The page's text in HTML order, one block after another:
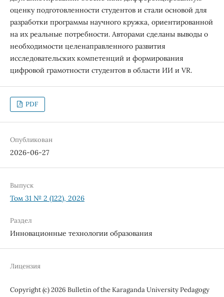
оценку подготовленности студентов и стали основой для
разработки программы научного кружка, ориентированной
на их реальные потребности. Авторами сделаны выводы о
необходимости целенаправленного развития
исследовательских компетенций и формирования
цифровой грамотности студентов в области ИИ и VR.
PDF
Опубликован
2026-06-27
Выпуск
Том 31 № 2 (122), 2026
Раздел
Инновационные технологии образования
Лицензия
Copyright (c) 2026 Bulletin of the Karaganda University Pedagogy